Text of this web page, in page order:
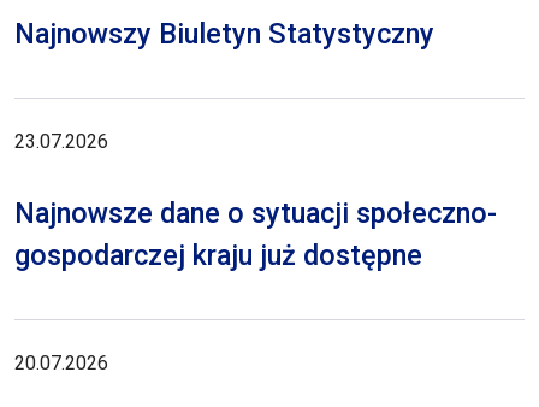
Najnowszy Biuletyn Statystyczny
23.07.2026
Najnowsze dane o sytuacji społeczno-
gospodarczej kraju już dostępne
20.07.2026